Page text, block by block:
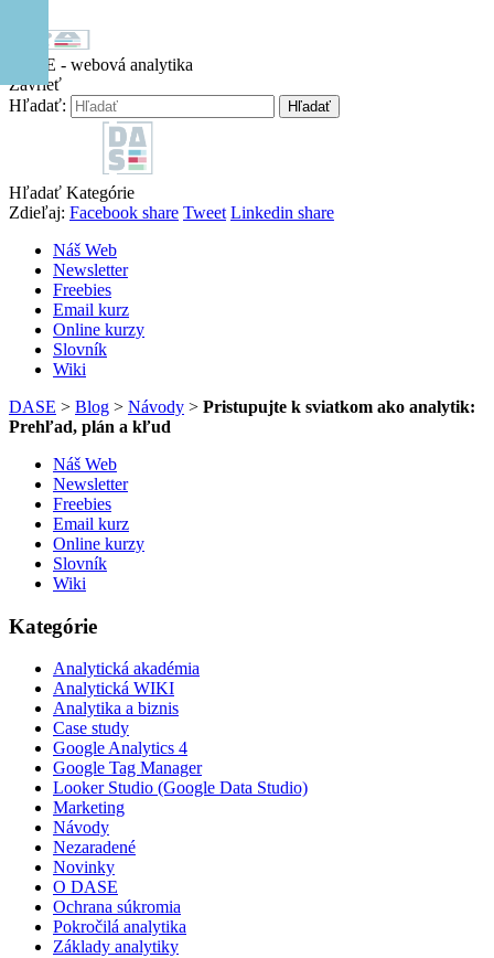
DASE - webová analytika
Zavrieť
Hľadať:
Hľadať
Hľadať Kategórie
Zdieľaj: Facebook share Tweet Linkedin share
Náš Web
Newsletter
Freebies
Email kurz
Online kurzy
Slovník
Wiki
DASE > Blog > Návody > Pristupujte k sviatkom ako analytik:
Prehľad, plán a kľud
Náš Web
Newsletter
Freebies
Email kurz
Online kurzy
Slovník
Wiki
Kategórie
Analytická akadémia
Analytická WIKI
Analytika a biznis
Case study
Google Analytics 4
Google Tag Manager
Looker Studio (Google Data Studio)
Marketing
Návody
Nezaradené
Novinky
O DASE
Ochrana súkromia
Pokročilá analytika
Základy analytiky